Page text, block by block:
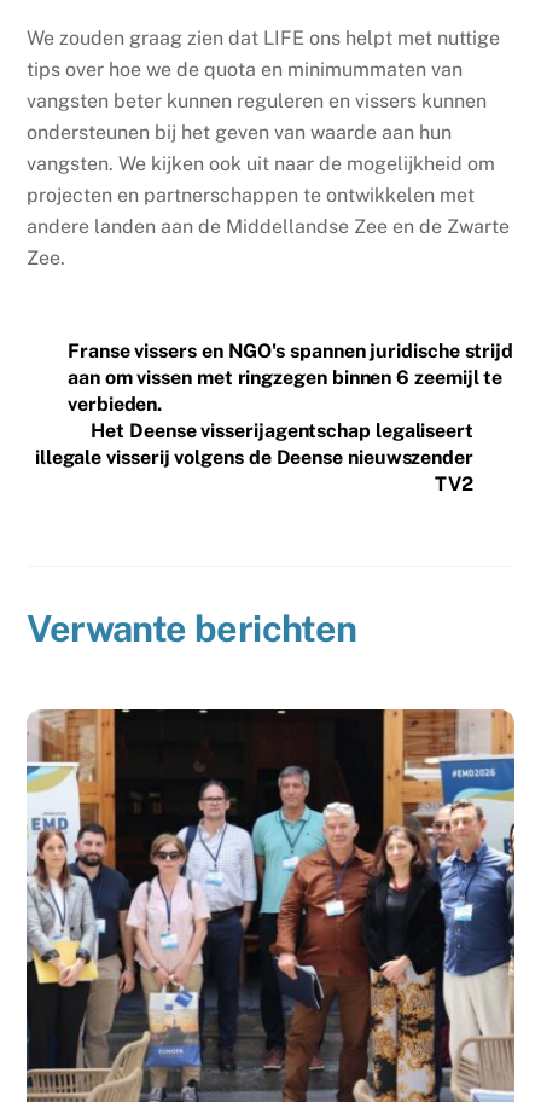
We zouden graag zien dat LIFE ons helpt met nuttige
tips over hoe we de quota en minimummaten van
vangsten beter kunnen reguleren en vissers kunnen
ondersteunen bij het geven van waarde aan hun
vangsten. We kijken ook uit naar de mogelijkheid om
projecten en partnerschappen te ontwikkelen met
andere landen aan de Middellandse Zee en de Zwarte
Zee.
Franse vissers en NGO's spannen juridische strijd
aan om vissen met ringzegen binnen 6 zeemijl te
verbieden.
Het Deense visserijagentschap legaliseert
illegale visserij volgens de Deense nieuwszender
TV2
Verwante berichten